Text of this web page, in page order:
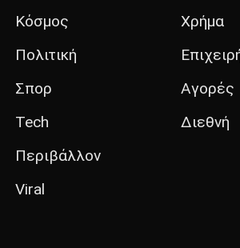
Κόσμος
Πολιτική
Σπορ
Tech
Περιβάλλον
Viral
Χρήμα
Αγορές
Διεθνή